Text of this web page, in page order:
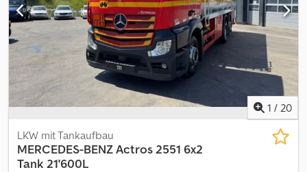
1 / 20
LKW mit Tankaufbau
MERCEDES-BENZActros 2551 6x2
Tank 21'600L